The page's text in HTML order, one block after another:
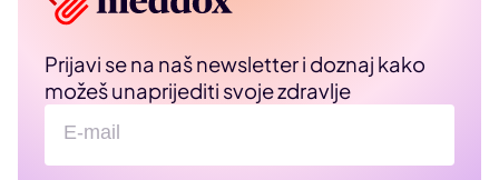
Prijavi se na naš newsletter i doznaj kako
možeš unaprijediti svoje zdravlje